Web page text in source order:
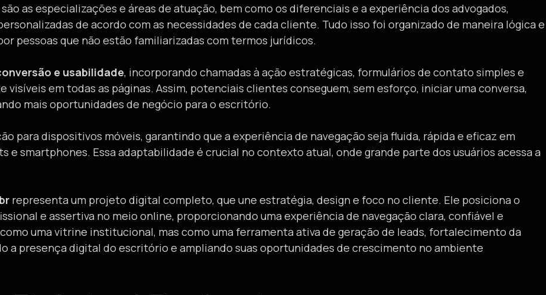
as especializações e áreas de atuação, bem como os diferenciais e a experiência dos advogados,
de acordo com as necessidades de cada cliente. Tudo isso foi organizado de maneira lógica e
pessoas que não estão familiarizadas com termos jurídicos.
e usabilidade, incorporando chamadas à ação estratégicas, formulários de contato simples e
em todas as páginas. Assim, potenciais clientes conseguem, sem esforço, iniciar uma conversa,
mais oportunidades de negócio para o escritório.
para dispositivos móveis, garantindo que a experiência de navegação seja fluida, rápida e eficaz em
smartphones. Essa adaptabilidade é crucial no contexto atual, onde grande parte dos usuários acessa a
representa um projeto digital completo, que une estratégia, design e foco no cliente. Ele posiciona o
e assertiva no meio online, proporcionando uma experiência de navegação clara, confiável e
uma vitrine institucional, mas como uma ferramenta ativa de geração de leads, fortalecimento da
a presença digital do escritório e ampliando suas oportunidades de crescimento no ambiente